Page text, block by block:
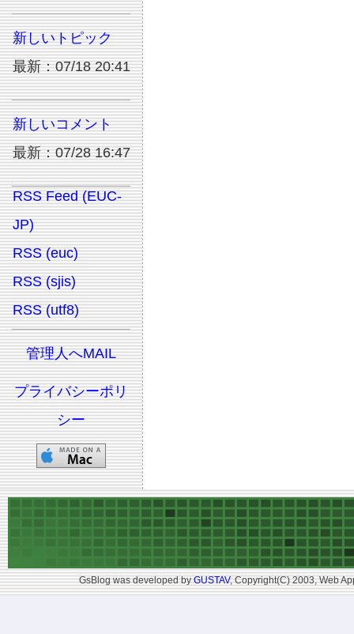
新しいトピック
最新：07/18 20:41
新しいコメント
最新：07/28 16:47
RSS Feed (EUC-
JP)
RSS (euc)
RSS (sjis)
RSS (utf8)
管理人へMAIL
プライバシーポリ
シー
GsBlog was developed byGUSTAV, Copyright(C) 2003, Web